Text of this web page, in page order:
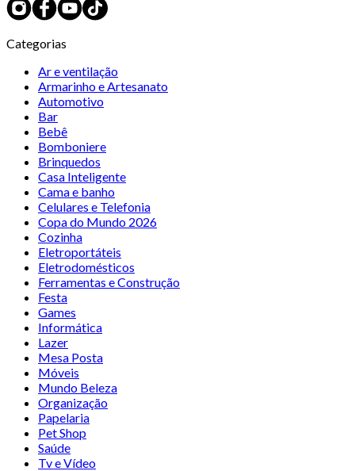
Categorias
Ar e ventilação
Armarinho e Artesanato
Automotivo
Bar
Bebê
Bomboniere
Brinquedos
Casa Inteligente
Cama e banho
Celulares e Telefonia
Copa do Mundo 2026
Cozinha
Eletroportáteis
Eletrodomésticos
Ferramentas e Construção
Festa
Games
Informática
Lazer
Mesa Posta
Móveis
Mundo Beleza
Organização
Papelaria
Pet Shop
Saúde
Tv e Vídeo